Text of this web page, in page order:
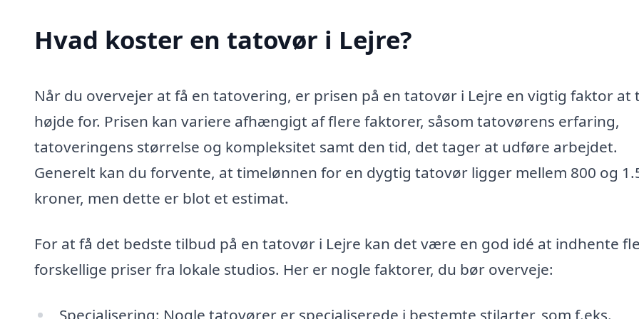
Hvad koster en tatovør i Lejre?
Når du overvejer at få en tatovering, er prisen på en tatovør i Lejre en vigtig faktor at
højde for. Prisen kan variere afhængigt af flere faktorer, såsom tatovørens erfaring,
tatoveringens størrelse og kompleksitet samt den tid, det tager at udføre arbejdet.
Generelt kan du forvente, at timelønnen for en dygtig tatovør ligger mellem 800 og
kroner, men dette er blot et estimat.
For at få det bedste tilbud på en tatovør i Lejre kan det være en god idé at indhente
forskellige priser fra lokale studios. Her er nogle faktorer, du bør overveje:
Specialisering: Nogle tatovører er specialiserede i bestemte stilarter, som f.eks.